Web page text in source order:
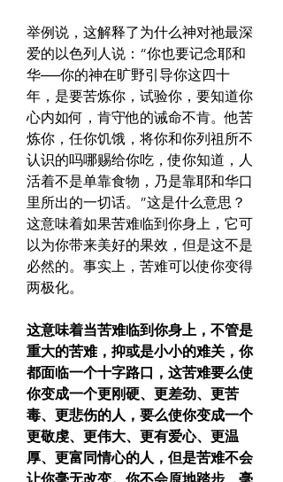
举例说，这解释了为什么神对祂最深
爱的以色列人说：“你也要记念耶和
华──你的神在旷野引导你这四十
年，是要苦炼你，试验你，要知道你
心内如何，肯守他的诫命不肯。他苦
炼你，任你饥饿，将你和你列祖所不
认识的吗哪赐给你吃，使你知道，人
活着不是单靠食物，乃是靠耶和华口
里所出的一切话。”这是什么意思？
这意味着如果苦难临到你身上，它可
以为你带来美好的果效，但是这不是
必然的。事实上，苦难可以使你变得
两极化。
这意味着当苦难临到你身上，不管是
重大的苦难，抑或是小小的难关，你
都面临一个十字路口，这苦难要么使
你变成一个更刚硬、更差劲、更苦
毒、更悲伤的人，要么使你变成一个
更敬虔、更伟大、更有爱心、更温
厚、更富同情心的人，但是苦难不会